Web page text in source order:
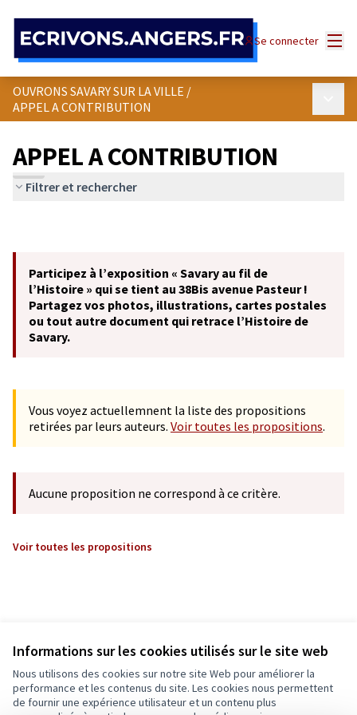
Informations sur les cookies utilisés sur le site web
Nous utilisons des cookies sur notre site Web pour améliorer la
performance et les contenus du site. Les cookies nous permettent
de fournir une expérience utilisateur et un contenu plus
Se connecter
OUVRONS SAVARY SUR LA VILLE /
APPEL A CONTRIBUTION
APPEL A CONTRIBUTION
Filtrer et rechercher
Participez à l’exposition « Savary au fil de
l’Histoire » qui se tient au 38Bis avenue Pasteur !
Partagez vos photos, illustrations, cartes postales
ou tout autre document qui retrace l’Histoire de
Savary.
Vous voyez actuellemnent la liste des propositions
retirées par leurs auteurs. Voir toutes les propositions.
Aucune proposition ne correspond à ce critère.
Voir toutes les propositions